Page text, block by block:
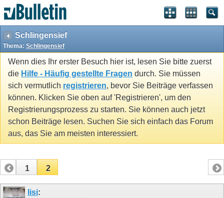
Schlingensief
Thema: Schlingensief
Wenn dies Ihr erster Besuch hier ist, lesen Sie bitte zuerst
die Hilfe - Häufig gestellte Fragen durch. Sie müssen
sich vermutlich registrieren, bevor Sie Beiträge verfassen
können. Klicken Sie oben auf 'Registrieren', um den
Registrierungsprozess zu starten. Sie können auch jetzt
schon Beiträge lesen. Suchen Sie sich einfach das Forum
aus, das Sie am meisten interessiert.
1 2
lisi: